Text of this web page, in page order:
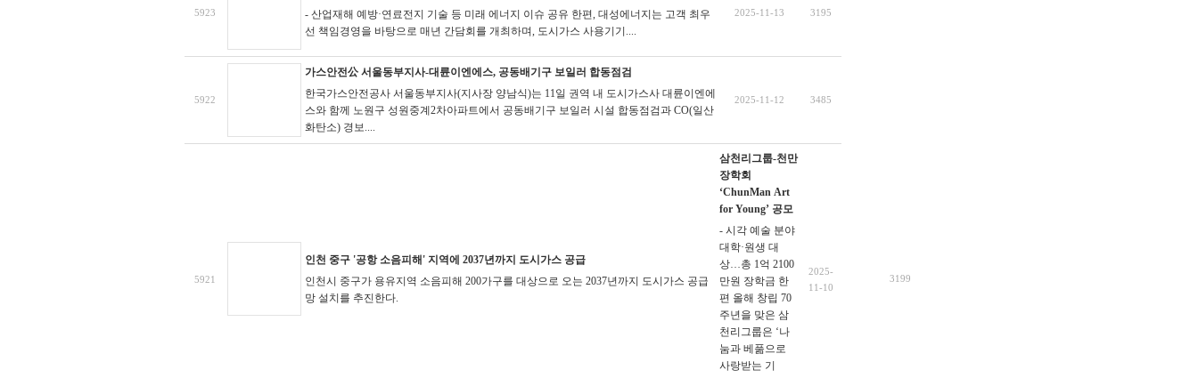
5923
- 산업재해 예방·연료전지 기술 등 미래 에너지 이슈 공유 한편, 대성에너지는 고객 최우
선 책임경영을 바탕으로 매년 간담회를 개최하며, 도시가스 사용기기....
2025-11-13 3195
5922
가스안전公 서울동부지사-대륜이엔에스, 공동배기구 보일러 합동점검
한국가스안전공사 서울동부지사(지사장 양남식)는 11일 권역 내 도시가스사 대륜이엔에
스와 함께 노원구 성원중계2차아파트에서 공동배기구 보일러 시설 합동점검과 CO(일산
화탄소) 경보....
2025-11-12 3485
5921
인천 중구 '공항 소음피해' 지역에 2037년까지 도시가스 공급
인천시 중구가 용유지역 소음피해 200가구를 대상으로 오는 2037년까지 도시가스 공급
망 설치를 추진한다.
삼천리그룹-천만
장학회
‘ChunMan Art
for Young’ 공모
- 시각 예술 분야
대학·원생 대
상…총 1억 2100
만원 장학금 한
편 올해 창립 70
주년을 맞은 삼
천리그룹은 ‘나
눔과 베풂으로
사랑받는 기
2025-
11-10
3199